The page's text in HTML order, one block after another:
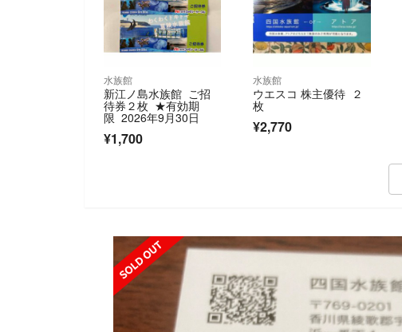
水族館
新江ノ島水族館 ご招
待券２枚 ★有効期
限 2026年9月30日
¥1,700
水族館
ウエスコ 株主優待 ２
枚
¥2,770
SOLD OUT